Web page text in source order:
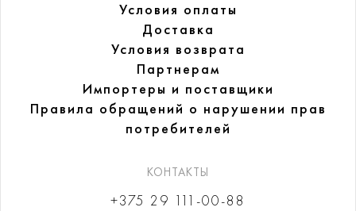
Условия оплаты
Доставка
Условия возврата
Партнерам
Импортеры и поставщики
Правила обращений о нарушении прав
потребителей
КОНТАКТЫ
+375 29 111-00-88